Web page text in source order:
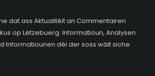
dat ass Aktualitéit an Commentairen
op Lëtzebuerg. Informatioun, Analysen
Informatiounen déi der soss wäit siche